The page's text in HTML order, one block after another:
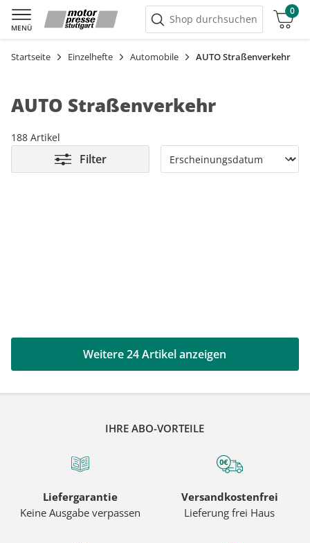
MENÜ
Shop durchsuchen
0
Warenkorb
Startseite Einzelhefte Automobile AUTO Straßenverkehr
AUTO Straßenverkehr
188 Artikel
Filter
Weitere 24 Artikel anzeigen
IHRE ABO-VORTEILE
Liefergarantie
Keine Ausgabe verpassen
Versandkostenfrei
Lieferung frei Haus